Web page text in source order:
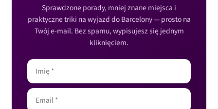
Sprawdzone porady, mniej znane miejsca i
praktyczne triki na wyjazd do Barcelony — prosto na
Twój e-mail. Bez spamu, wypisujesz się jednym
kliknięciem.